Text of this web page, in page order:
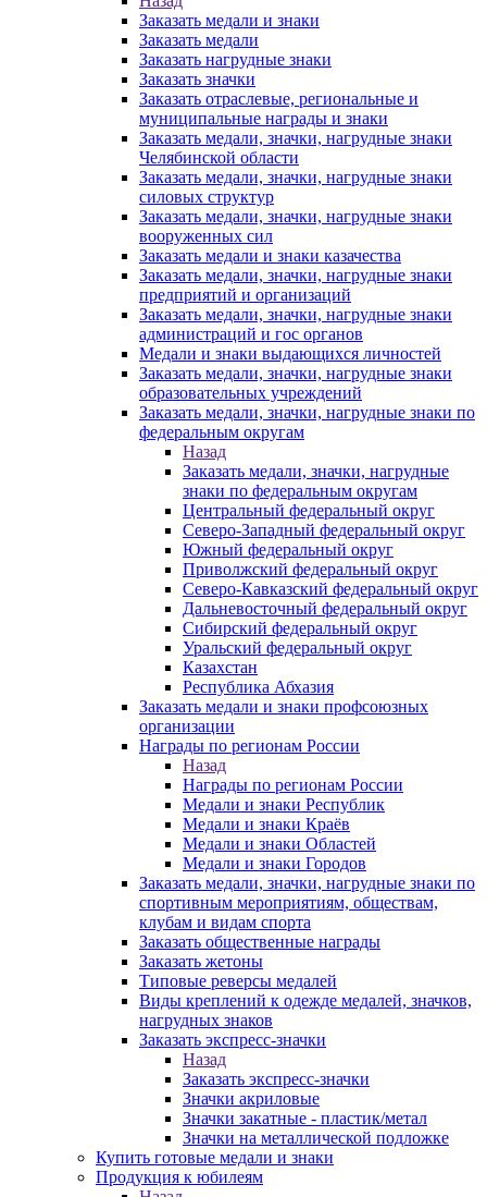
Заказать медали и знаки
Заказать медали
Заказать нагрудные знаки
Заказать значки
Заказать отраслевые, региональные и
муниципальные награды и знаки
Заказать медали, значки, нагрудные знаки
Челябинской области
Заказать медали, значки, нагрудные знаки
силовых структур
Заказать медали, значки, нагрудные знаки
вооруженных сил
Заказать медали и знаки казачества
Заказать медали, значки, нагрудные знаки
предприятий и организаций
Заказать медали, значки, нагрудные знаки
администраций и гос органов
Медали и знаки выдающихся личностей
Заказать медали, значки, нагрудные знаки
образовательных учреждений
Заказать медали, значки, нагрудные знаки по
федеральным округам
Назад
Заказать медали, значки, нагрудные
знаки по федеральным округам
Центральный федеральный округ
Северо-Западный федеральный округ
Южный федеральный округ
Приволжский федеральный округ
Северо-Кавказский федеральный округ
Дальневосточный федеральный округ
Сибирский федеральный округ
Уральский федеральный округ
Казахстан
Республика Абхазия
Заказать медали и знаки профсоюзных
организации
Награды по регионам России
Назад
Награды по регионам России
Медали и знаки Республик
Медали и знаки Краёв
Медали и знаки Областей
Медали и знаки Городов
Заказать медали, значки, нагрудные знаки по
спортивным мероприятиям, обществам,
клубам и видам спорта
Заказать общественные награды
Заказать жетоны
Типовые реверсы медалей
Виды креплений к одежде медалей, значков,
нагрудных знаков
Заказать экспресс-значки
Назад
Заказать экспресс-значки
Значки акриловые
Значки закатные - пластик/метал
Значки на металлической подложке
Купить готовые медали и знаки
Продукция к юбилеям